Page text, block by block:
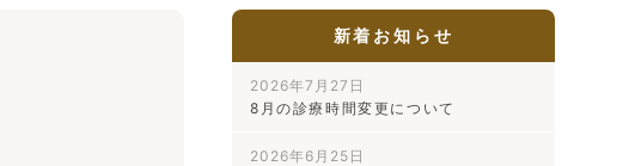
新着お知らせ
2026年7月27日
8月の診療時間変更について
2026年6月25日